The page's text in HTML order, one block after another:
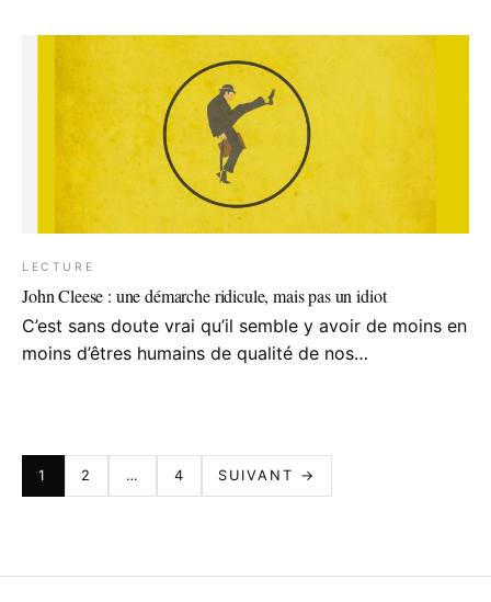
LECTURE
John Cleese : une démarche ridicule, mais pas un idiot
C’est sans doute vrai qu’il semble y avoir de moins en
moins d’êtres humains de qualité de nos…
PAGINATION
DES
1 2 … 4 SUIVANT →